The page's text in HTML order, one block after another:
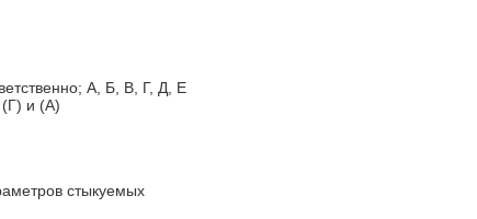
А, Б, В, Г, Д, Е
и (А)
стыкуемых